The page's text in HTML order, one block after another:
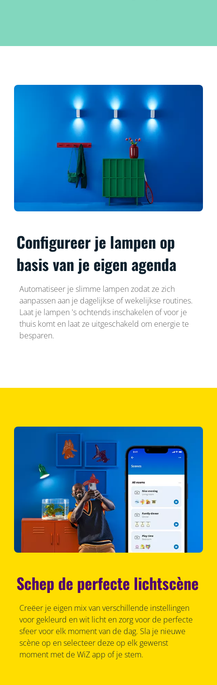
Configureer je lampen op
basis van je eigen agenda
Automatiseer je slimme lampen zodat ze zich
aanpassen aan je dagelijkse of wekelijkse routines.
Laat je lampen 's ochtends inschakelen of voor je
thuis komt en laat ze uitgeschakeld om energie te
besparen.
Schep de perfecte lichtscène
Creëer je eigen mix van verschillende instellingen
voor gekleurd en wit licht en zorg voor de perfecte
sfeer voor elk moment van de dag. Sla je nieuwe
scène op en selecteer deze op elk gewenst
moment met de WiZ app of je stem.